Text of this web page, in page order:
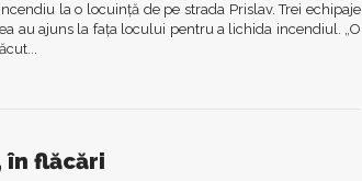
la o locuinţă de pe strada Prislav. Trei echipaje
au ajuns la faţa locului pentru a lichida incendiul. „O
în flăcări